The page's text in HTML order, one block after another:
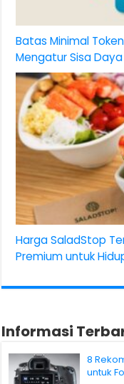
Batas Minimal
Mengatur Sisa
Harga SaladStop
Premium untuk
Informasi
8
untuk